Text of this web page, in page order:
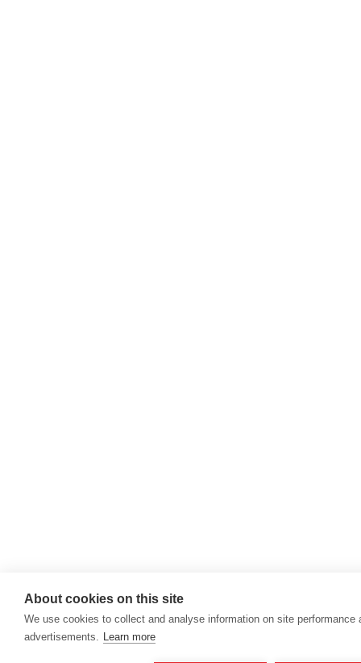
About cookies on this site
We use cookies to collect and analyse information on site
advertisements. Learn more